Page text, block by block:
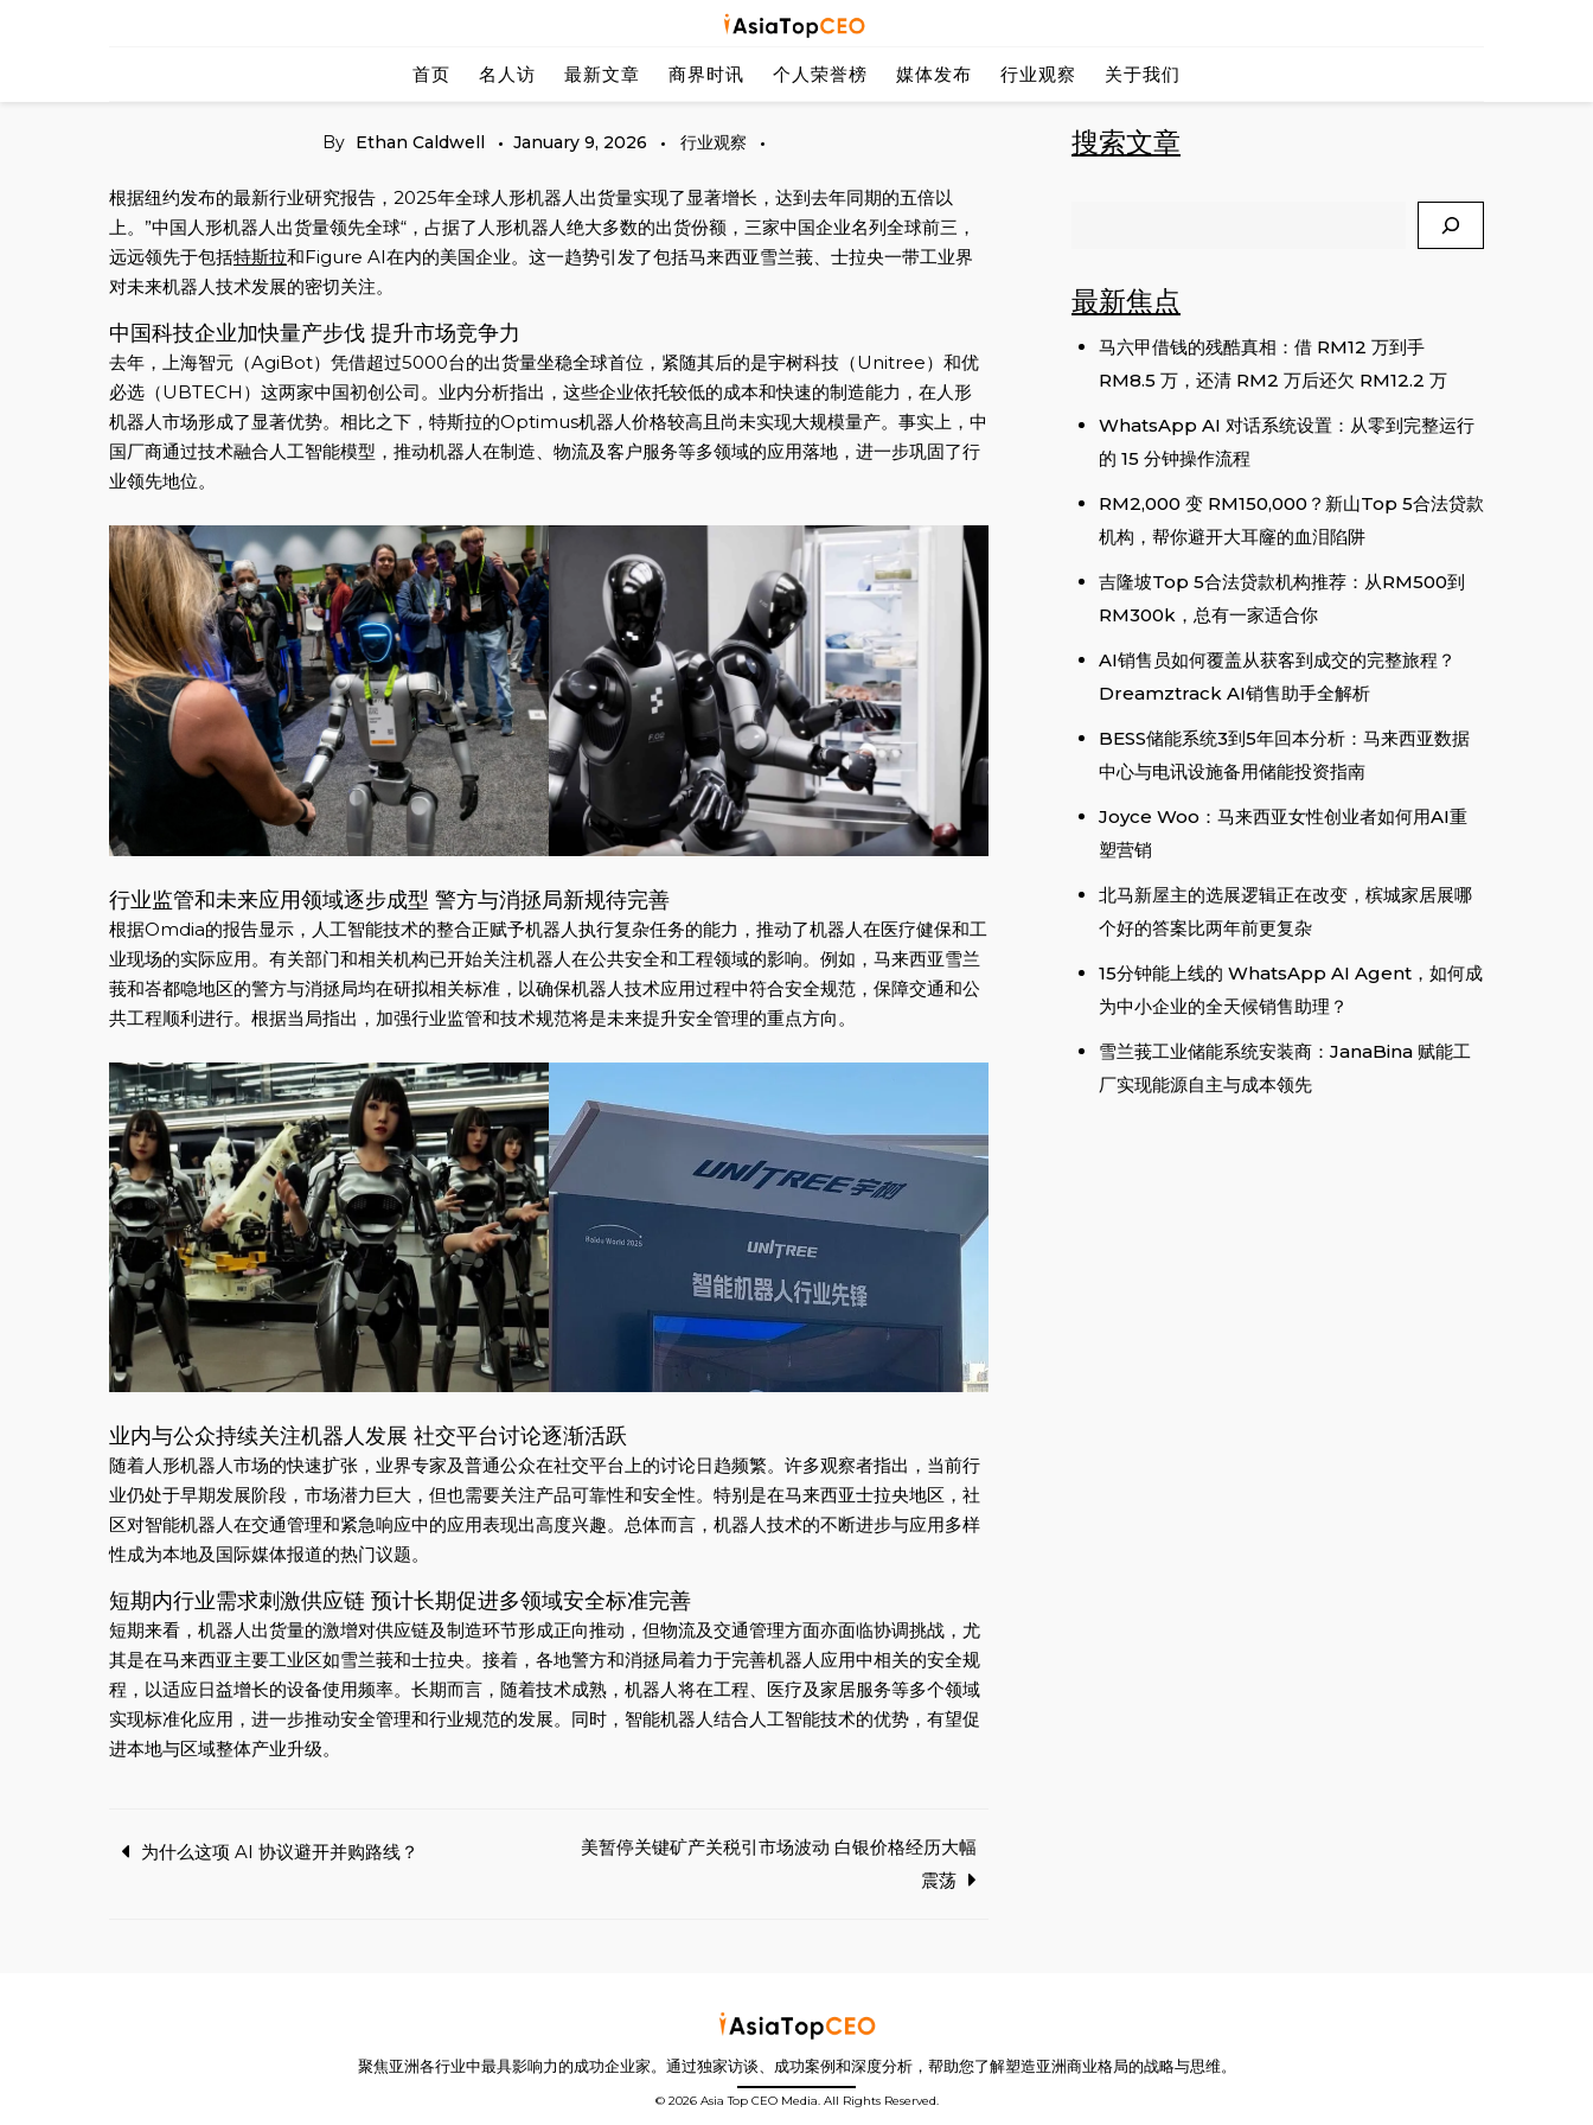
首页 名人访 最新文章 商界时讯 个人荣誉榜 媒体发布 行业观察 关于我们
By Ethan Caldwell January 9, 2026 行业观察
根据纽约发布的最新行业研究报告，2025年全球人形机器人出货量实现了显著增长，达到去年同期的五倍以
上。”中国人形机器人出货量领先全球“，占据了人形机器人绝大多数的出货份额，三家中国企业名列全球前三，
远远领先于包括特斯拉和Figure AI在内的美国企业。这一趋势引发了包括马来西亚雪兰莪、士拉央一带工业界
对未来机器人技术发展的密切关注。
中国科技企业加快量产步伐 提升市场竞争力
去年，上海智元（AgiBot）凭借超过5000台的出货量坐稳全球首位，紧随其后的是宇树科技（Unitree）和优
必选（UBTECH）这两家中国初创公司。业内分析指出，这些企业依托较低的成本和快速的制造能力，在人形
机器人市场形成了显著优势。相比之下，特斯拉的Optimus机器人价格较高且尚未实现大规模量产。事实上，中
国厂商通过技术融合人工智能模型，推动机器人在制造、物流及客户服务等多领域的应用落地，进一步巩固了行
业领先地位。
行业监管和未来应用领域逐步成型 警方与消拯局新规待完善
根据Omdia的报告显示，人工智能技术的整合正赋予机器人执行复杂任务的能力，推动了机器人在医疗健保和工
业现场的实际应用。有关部门和相关机构已开始关注机器人在公共安全和工程领域的影响。例如，马来西亚雪兰
莪和峇都喼地区的警方与消拯局均在研拟相关标准，以确保机器人技术应用过程中符合安全规范，保障交通和公
共工程顺利进行。根据当局指出，加强行业监管和技术规范将是未来提升安全管理的重点方向。
业内与公众持续关注机器人发展 社交平台讨论逐渐活跃
随着人形机器人市场的快速扩张，业界专家及普通公众在社交平台上的讨论日趋频繁。许多观察者指出，当前行
业仍处于早期发展阶段，市场潜力巨大，但也需要关注产品可靠性和安全性。特别是在马来西亚士拉央地区，社
区对智能机器人在交通管理和紧急响应中的应用表现出高度兴趣。总体而言，机器人技术的不断进步与应用多样
性成为本地及国际媒体报道的热门议题。
短期内行业需求刺激供应链 预计长期促进多领域安全标准完善
短期来看，机器人出货量的激增对供应链及制造环节形成正向推动，但物流及交通管理方面亦面临协调挑战，尤
其是在马来西亚主要工业区如雪兰莪和士拉央。接着，各地警方和消拯局着力于完善机器人应用中相关的安全规
程，以适应日益增长的设备使用频率。长期而言，随着技术成熟，机器人将在工程、医疗及家居服务等多个领域
实现标准化应用，进一步推动安全管理和行业规范的发展。同时，智能机器人结合人工智能技术的优势，有望促
进本地与区域整体产业升级。
Post
为什么这项 AI 协议避开并购路线？
美暂停关键矿产关税引市场波动 白银价格经历大幅
震荡
搜索文章
最新焦点
马六甲借钱的残酷真相：借 RM12 万到手
RM8.5 万，还清 RM2 万后还欠 RM12.2 万
WhatsApp AI 对话系统设置：从零到完整运行
的 15 分钟操作流程
RM2,000 变 RM150,000？新山Top 5合法贷款
机构，帮你避开大耳窿的血泪陷阱
吉隆坡Top 5合法贷款机构推荐：从RM500到
RM300k，总有一家适合你
AI销售员如何覆盖从获客到成交的完整旅程？
Dreamztrack AI销售助手全解析
BESS储能系统3到5年回本分析：马来西亚数据
中心与电讯设施备用储能投资指南
Joyce Woo：马来西亚女性创业者如何用AI重
塑营销
北马新屋主的选展逻辑正在改变，槟城家居展哪
个好的答案比两年前更复杂
15分钟能上线的 WhatsApp AI Agent，如何成
为中小企业的全天候销售助理？
雪兰莪工业储能系统安装商：JanaBina 赋能工
厂实现能源自主与成本领先
聚焦亚洲各行业中最具影响力的成功企业家。通过独家访谈、成功案例和深度分析，帮助您了解塑造亚洲商业格局的战略与思维。
© 2026 Asia Top CEO Media. All Rights Reserved.